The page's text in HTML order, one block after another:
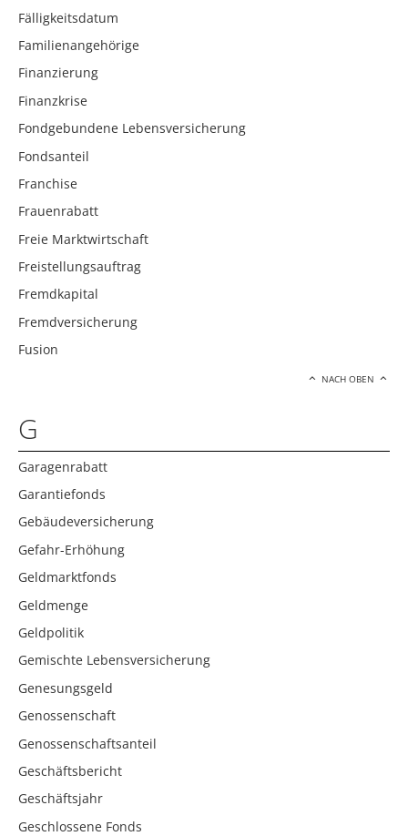
Fälligkeitsdatum
Familienangehörige
Finanzierung
Finanzkrise
Fondgebundene Lebensversicherung
Fondsanteil
Franchise
Frauenrabatt
Freie Marktwirtschaft
Freistellungsauftrag
Fremdkapital
Fremdversicherung
Fusion
NACH OBEN
G
Garagenrabatt
Garantiefonds
Gebäudeversicherung
Gefahr-Erhöhung
Geldmarktfonds
Geldmenge
Geldpolitik
Gemischte Lebensversicherung
Genesungsgeld
Genossenschaft
Genossenschaftsanteil
Geschäftsbericht
Geschäftsjahr
Geschlossene Fonds